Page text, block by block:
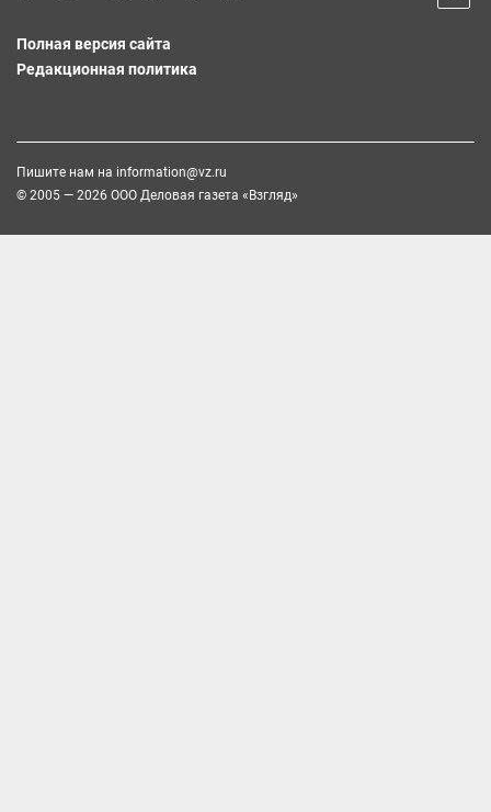
Полная версия сайта
Редакционная политика
Пишите нам на information@vz.ru
© 2005 — 2026 ООО Деловая газета «Взгляд»